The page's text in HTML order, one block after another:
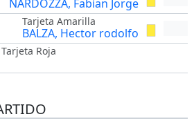
NARDOZZA, Fabian Jorge
Tarjeta Amarilla
BALZA, Hector rodolfo
Roja